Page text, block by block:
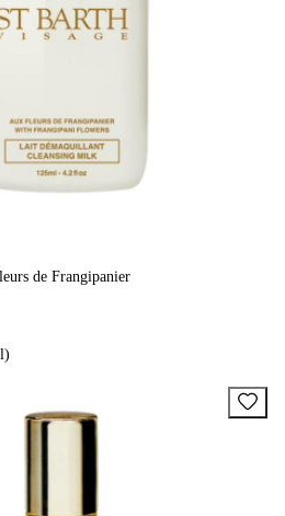
de Frangipanier